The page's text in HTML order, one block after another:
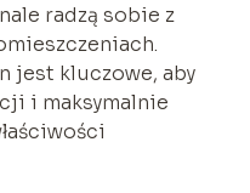
radzą sobie z
jest kluczowe, aby
i maksymalnie